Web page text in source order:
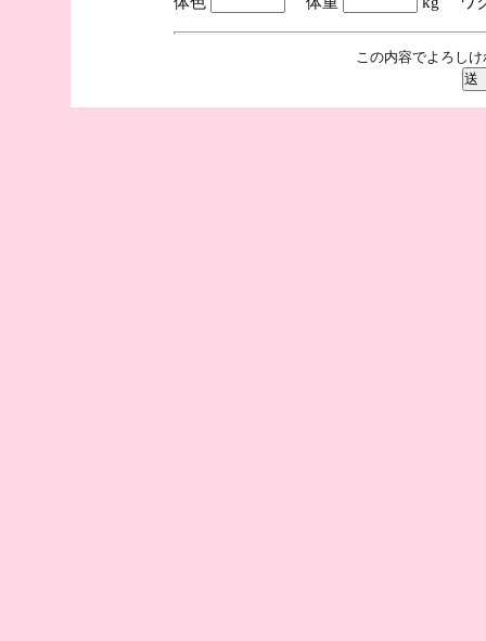
この内容でよろし